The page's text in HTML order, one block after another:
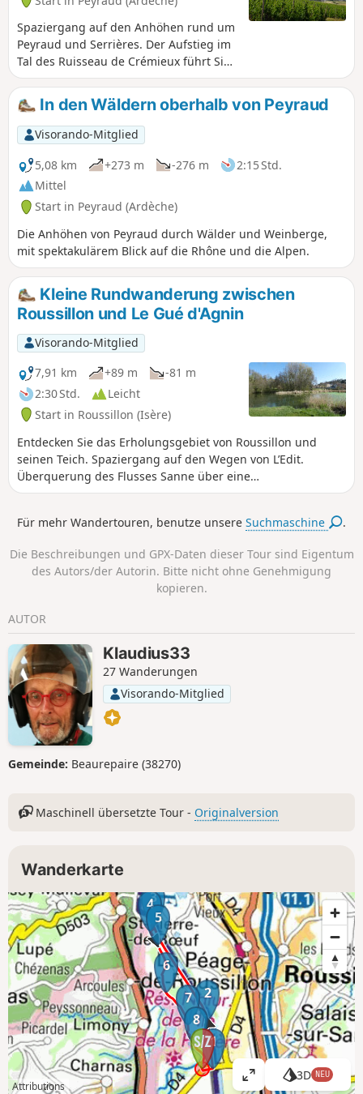
Spaziergang auf den Anhöhen rund um
Peyraud und Serrières. Der Aufstieg im
Tal des Ruisseau de Crémieux führt Sie
zum kleinen Dorf Bogy. Die Wanderung
bietet Ihnen zahlreiche Aussichtspunkte
mit Blick auf das Rhonetal und die
Alpen, wenn die Sicht es zulässt.
In den Wäldern oberhalb von Peyraud
Visorando-Mitglied
5,08 km
+273 m -276 m
2:15 Std.
Mittel
Start in Peyraud (Ardèche)
Die Anhöhen von Peyraud durch Wälder und Weinberge,
mit spektakulärem Blick auf die Rhône und die Alpen.
Kleine Rundwanderung zwischen
Roussillon und Le Gué d'Agnin
Visorando-Mitglied
7,91 km
+89 m
-81 m
2:30 Std.
Leicht
Start in Roussillon (Isère)
Entdecken Sie das Erholungsgebiet von Roussillon und
seinen Teich. Spaziergang auf den Wegen von L’Edit.
Überquerung des Flusses Sanne über eine
Fußgängerbrücke, um die Furt zu umgehen. Achtung: Ein
Departementsstraße D131C. Diese Route ist nicht für
reagieren.
Für mehr Wandertouren, benutze unsereSuchmaschine .
Die Beschreibungen und GPX-Daten dieser Tour sind Eigentum
des Autors/der Autorin. Bitte nicht ohne Genehmigung
kopieren.
AUTOR
Klaudius33
27 Wanderungen
Visorando-Mitglied
Gemeinde: Beaurepaire (38270)
Maschinell übersetzte Tour - Originalversion
Wanderkarte
1
2
3
4
5
6
7
8
Attributions
K
3D NEU